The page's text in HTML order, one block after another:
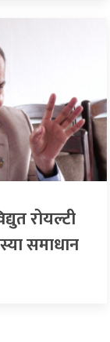
रोयल्टी
समाधान